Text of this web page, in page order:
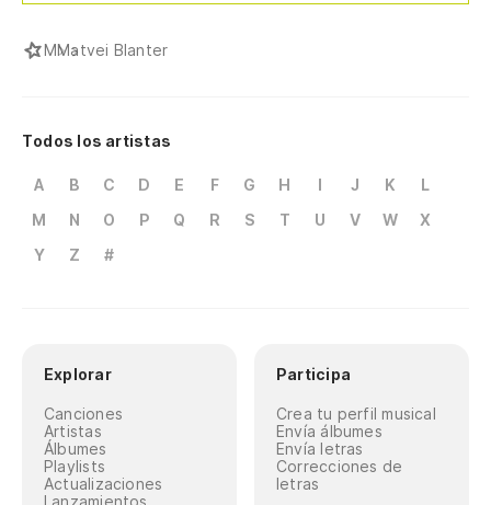
MMatvei Blanter
Todos los artistas
A B C D E F G H I J K
L
M
N O P Q R S T U V W
X
Y
Z #
Explorar
Canciones
Artistas
Álbumes
Playlists
Actualizaciones
Lanzamientos
Participa
Crea tu perfil musical
Envía álbumes
Envía letras
Correcciones de
letras